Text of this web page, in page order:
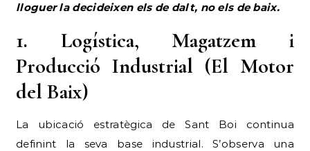
lloguer la decideixen els de dalt, no els de baix.
1. Logística, Magatzem i
Producció Industrial (El Motor
del Baix)
La ubicació estratègica de Sant Boi continua
definint la seva base industrial. S’observa una